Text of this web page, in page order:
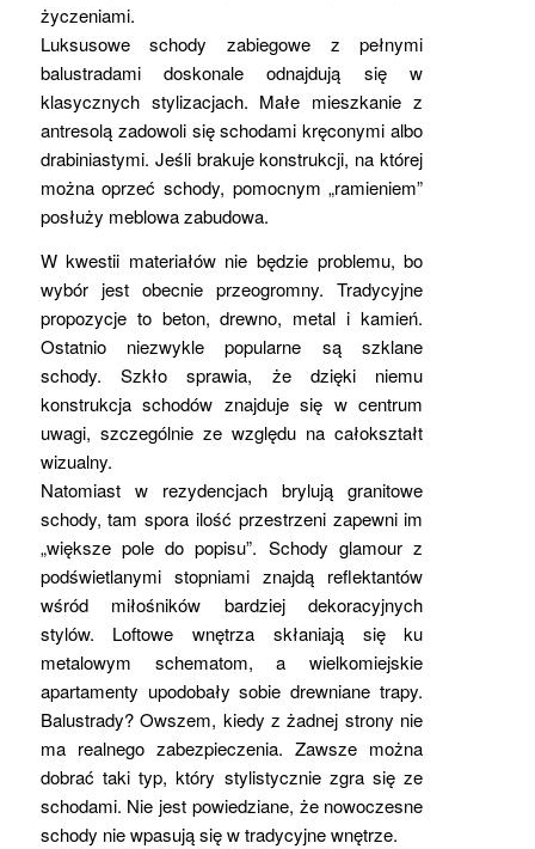
życzeniami.
Luksusowe schody zabiegowe z pełnymi
balustradami doskonale odnajdują się w
klasycznych stylizacjach. Małe mieszkanie z
antresolą zadowoli się schodami kręconymi albo
drabiniastymi. Jeśli brakuje konstrukcji, na której
można oprzeć schody, pomocnym „ramieniem”
posłuży meblowa zabudowa.
W kwestii materiałów nie będzie problemu, bo
wybór jest obecnie przeogromny. Tradycyjne
propozycje to beton, drewno, metal i kamień.
Ostatnio niezwykle popularne są szklane
schody. Szkło sprawia, że dzięki niemu
konstrukcja schodów znajduje się w centrum
uwagi, szczególnie ze względu na całokształt
wizualny.
Natomiast w rezydencjach brylują granitowe
schody, tam spora ilość przestrzeni zapewni im
„większe pole do popisu”. Schody glamour z
podświetlanymi stopniami znajdą reflektantów
wśród miłośników bardziej dekoracyjnych
stylów. Loftowe wnętrza skłaniają się ku
metalowym schematom, a wielkomiejskie
apartamenty upodobały sobie drewniane trapy.
Balustrady? Owszem, kiedy z żadnej strony nie
ma realnego zabezpieczenia. Zawsze można
dobrać taki typ, który stylistycznie zgra się ze
schodami. Nie jest powiedziane, że nowoczesne
schody nie wpasują się w tradycyjne wnętrze.